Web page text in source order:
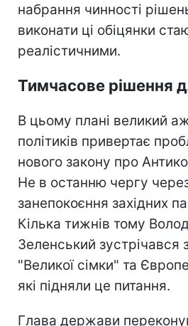
набрання чинності
виконати ці обіцянки
реалістичними.
Тимчасове рішення
В цьому плані великий
політиків привертає
нового закону про
Не в останню чергу через
занепокоєння західних
Кілька тижнів тому
Зеленський зустрічався
"Великої сімки" та
які підняли це питання.
Глава держави